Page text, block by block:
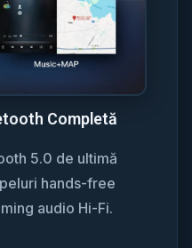
Completă
5.0 de ultimă
hands-free
audio Hi-Fi.